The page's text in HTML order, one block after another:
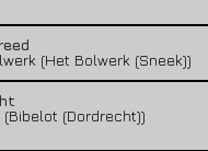
(Het Bolwerk (Sneek))
(Dordrecht))